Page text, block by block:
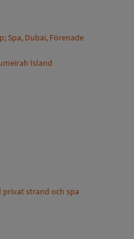
Spa, Dubai, Förenade
Island
strand och spa